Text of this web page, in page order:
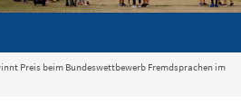
Preis beim Bundeswettbewerb Fremdsprachen im